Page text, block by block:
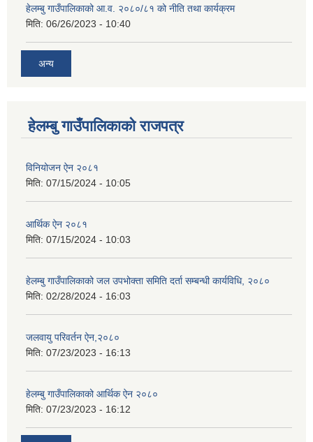
हेलम्बु गाउँपालिकाको आ.व. २०८०/८१ को नीति तथा कार्यक्रम
मिति: 06/26/2023 - 10:40
अन्य
हेलम्बु गाउँपालिकाको राजपत्र
विनियोजन ऐन २०८१
मिति: 07/15/2024 - 10:05
आर्थिक ऐन २०८१
मिति: 07/15/2024 - 10:03
हेलम्बु गाउँपालिकाको जल उपभोक्ता समिति दर्ता सम्बन्धी कार्यविधि, २०८०
मिति: 02/28/2024 - 16:03
जलवायु परिवर्तन ऐन,२०८०
मिति: 07/23/2023 - 16:13
हेलम्बु गाउँपालिकाको आर्थिक ऐन २०८०
मिति: 07/23/2023 - 16:12